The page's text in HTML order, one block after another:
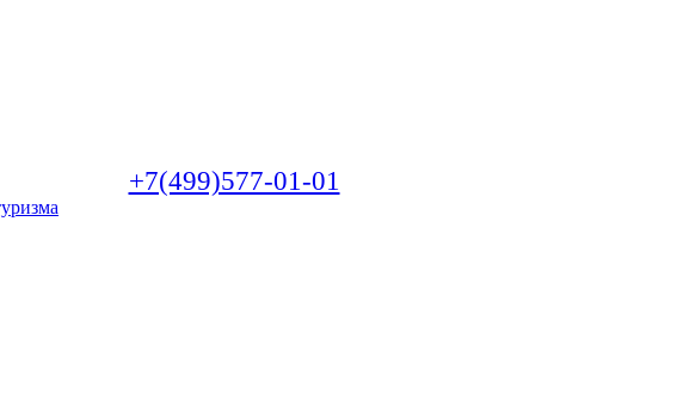
+7(499)577-01-01